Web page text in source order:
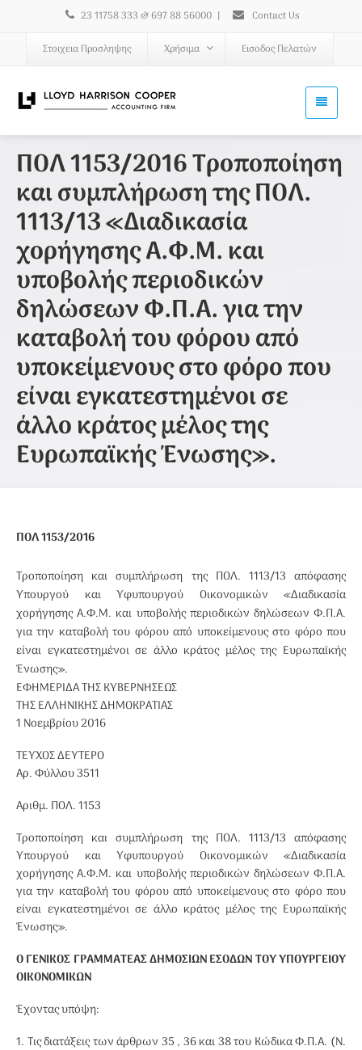
23 11758 333 & 697 88 56000 | Contact Us
Στοιχεια Προσληψης Χρήσιμα Εισοδος Πελατών
ΠΟΛ 1153/2016 Τροποποίηση
και συμπλήρωση της ΠΟΛ.
1113/13 «Διαδικασία
χορήγησης Α.Φ.Μ. και
υποβολής περιοδικών
δηλώσεων Φ.Π.Α. για την
καταβολή του φόρου από
υποκείμενους στο φόρο που
είναι εγκατεστημένοι σε
άλλο κράτος μέλος της
Ευρωπαϊκής Ένωσης».
ΠΟΛ 1153/2016
Τροποποίηση και συμπλήρωση της ΠΟΛ. 1113/13 απόφασης
Υπουργού και Υφυπουργού Οικονομικών «Διαδικασία
χορήγησης Α.Φ.Μ. και υποβολής περιοδικών δηλώσεων Φ.Π.Α.
για την καταβολή του φόρου από υποκείμενους στο φόρο που
είναι εγκατεστημένοι σε άλλο κράτος μέλος της Ευρωπαϊκής
Ένωσης».
ΕΦΗΜΕΡΙΔΑ ΤΗΣ ΚΥΒΕΡΝΗΣΕΩΣ
ΤΗΣ ΕΛΛΗΝΙΚΗΣ ΔΗΜΟΚΡΑΤΙΑΣ
1 Νοεμβρίου 2016
ΤΕΥΧΟΣ ΔΕΥΤΕΡΟ
Αρ. Φύλλου 3511
Αριθμ. ΠΟΛ. 1153
Τροποποίηση και συμπλήρωση της ΠΟΛ. 1113/13 απόφασης
Υπουργού και Υφυπουργού Οικονομικών «Διαδικασία
χορήγησης Α.Φ.Μ. και υποβολής περιοδικών δηλώσεων Φ.Π.Α.
για την καταβολή του φόρου από υποκείμενους στο φόρο που
είναι εγκατεστημένοι σε άλλο κράτος μέλος της Ευρωπαϊκής
Ένωσης».
Ο ΓΕΝΙΚΟΣ ΓΡΑΜΜΑΤΕΑΣ ΔΗΜΟΣΙΩΝ ΕΣΟΔΩΝ ΤΟΥ ΥΠΟΥΡΓΕΙΟΥ
ΟΙΚΟΝΟΜΙΚΩΝ
Έχοντας υπόψη:
1. Τις διατάξεις των άρθρων 35 , 36 και 38 του Κώδικα Φ.Π.Α. (Ν.